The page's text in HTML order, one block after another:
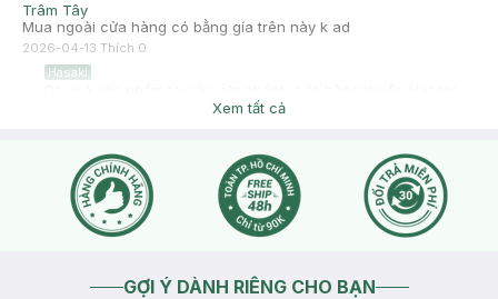
Trâm Tây
Mua ngoài cửa hàng có bằng gía trên này k ad
2026-04-13 Thích 0
Hasaki
trên website/app hasaki.vn đều giống nhau. Tuy nhiên Deal
website/app hoặc đến trực tiếp cửa hàng sẽ có nhân viên hỗ
trợ tư vấn cho mình ạ. Ngoài ra, bạn cũng có thể tự kiểm tra
giá sản phẩm bằng cách quét mã QR của sản phẩm trong ứng
dụng Hasaki.vn, còn phần quà tặng cũng sẽ theo khung flash
deal ạ, bạn có thể check lại với nhân viên trước khi thanh
toán giúp mình nhé
Xem tất cả
GỢI Ý DÀNH RIÊNG CHO BẠN